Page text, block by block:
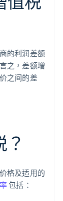
的利润差额
之，差额增
之间的差
格及适用的
包括：